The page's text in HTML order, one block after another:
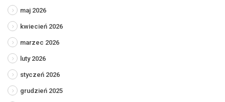
maj 2026
kwiecień 2026
marzec 2026
luty 2026
styczeń 2026
grudzień 2025